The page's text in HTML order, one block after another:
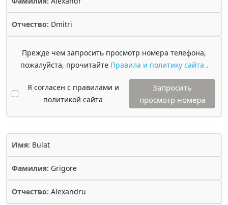
Отчество: Dmitri
Прежде чем запросить просмотр номера телефона,
пожалуйста, прочитайте Правила и политику сайта .
Я согласен с правилами и
политикой сайта
Запросить
просмотр номера
Имя: Bulat
Фамилия: Grigore
Отчество: Alexandru